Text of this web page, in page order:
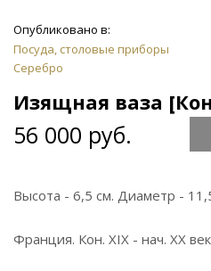
Опубликовано в:
Посуда, столовые приборы
Серебро
Изящная ваза
56 000 руб.
Высота - 6,5 см. Диаметр -
Франция. Кон. XIX - нач. ХХ